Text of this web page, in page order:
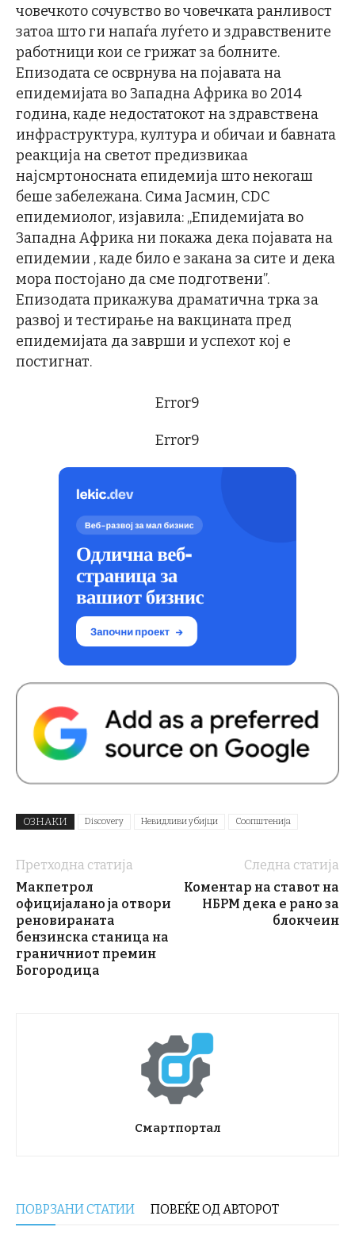
човечкото сочувство во човечката ранливост
затоа што ги напаѓа луѓето и здравствените
работници кои се грижат за болните.
Епизодата се осврнува на појавата на
епидемијата во Западна Африка во 2014
година, каде недостатокот на здравствена
инфраструктура, култура и обичаи и бавната
реакција на светот предизвикаа
најсмртоносната епидемија што некогаш
беше забележана. Сима Јасмин, CDC
епидемиолог, изјавила: „Епидемијата во
Западна Африка ни покажа дека појавата на
епидемии , каде било е закана за сите и дека
мора постојано да сме подготвени”.
Епизодата прикажува драматична трка за
развој и тестирање на вакцината пред
епидемијата да заврши и успехот кој е
постигнат.
Error9
Error9
ОЗНАКИ Discovery Невидливи убијци Соопштенија
Претходна статија
Макпетрол
официјалано ја отвори
реновираната
бензинска станица на
граничниот премин
Богородица
Следна статија
Коментар на ставот на
НБРМ дека е рано за
блокчеин
Смартпортал
ПОВРЗАНИ СТАТИИ ПОВЕЌЕ ОД АВТОРОТ